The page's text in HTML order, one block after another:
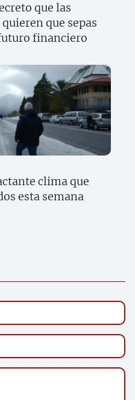
que las
que sepas
financiero
clima que
esta semana